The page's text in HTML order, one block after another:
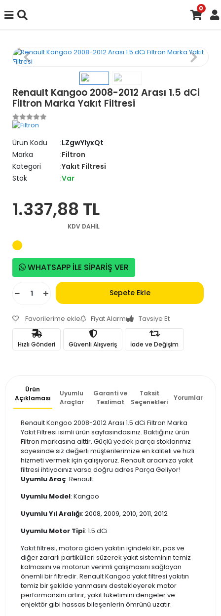
0
Renault Kangoo 2008-2012 Arası 1.5 dCi
Filtron Marka Yakıt Filtresi
Ürün Kodu
LZgwYIyxQt
Marka
Filtron
Kategori
Yakıt Filtresi
Stok
Var
1.337,88 TL
KDV DAHİL
WHATSAPP İLE SİPARİŞ VER
Sepete Ekle
Favorilerime ekle Fiyat Alarmı Tavsiye Et
Hızlı Gönderi Güvenli Alışveriş İade ve Değişim
Ürün
Açıklaması
Uyumlu
Araçlar
Garanti ve
Teslimat
Taksit
Seçenekleri
Yorumlar
Renault Kangoo 2008-2012 Arası 1.5 dCi Filtron Marka
Yakıt Filtresi isimli ürün sayfasındasınız. Baktığınız ürün
Filtron markasına aittir. Güçlü yedek parça stoklarımız
sayesinde siz değerli müşterilerimize en kaliteli ve hızlı
hizmeti vermek için çalışıyoruz. Renault aracınıza yakıt
filtresi ihtiyacınız varsa doğru adres Parça Geliyor!
Uyumlu Araç: Renault
Uyumlu Model: Kangoo
Uyumlu Yıl Aralığı: 2008, 2009, 2010, 2011, 2012
Uyumlu Motor Tipi: 1.5 dCi
Yakıt filtresi, motora giden yakıtın içindeki kir, pas ve
diğer zararlı partikülleri süzerek yakıt sisteminin temiz
kalmasını ve motorun verimli çalışmasını sağlayan
önemli bir filtredir. Renault Kangoo yakıt filtresi yakıtın
temiz bir şekilde yanmasını destekleyerek motor
performansını artırır, yakıt tüketimini dengeler ve
enjektör gibi hassas bileşenlerin ömrünü uzatır.